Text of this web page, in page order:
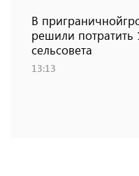
В
решили
сельсовета
13:13